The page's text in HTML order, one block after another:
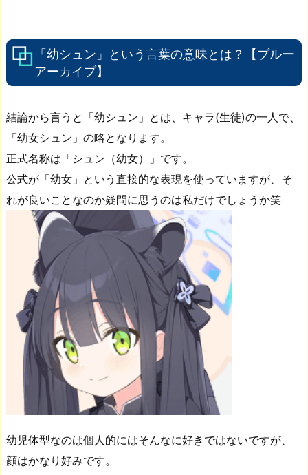
「幼シュン」という言葉の意味とは？【ブルー
アーカイブ】
結論から言うと「幼シュン」とは、キャラ(生徒)の一人で、
「幼女シュン」の略となります。
正式名称は「シュン（幼女）」です。
公式が「幼女」という直接的な表現を使っていますが、そ
れが良いことなのか疑問に思うのは私だけでしょうか笑
幼児体型なのは個人的にはそんなに好きではないですが、
顔はかなり好みです。